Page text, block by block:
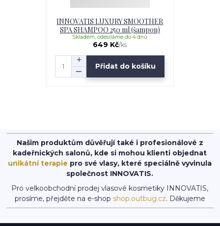
INNOVATIS LUXURY SMOOTHER
SPA SHAMPOO 250 ml (šampon)
649 Kč/ks
Skladem, odesíláme do 4 dnů
Přidat do košíku
Našim produktům důvěřují také i profesionálové z
kadeřnických salonů, kde si mohou klienti objednat
unikátní terapie pro své vlasy, které speciálně vyvinula
společnost INNOVATIS.
Pro velkoobchodní prodej vlasové kosmetiky INNOVATIS,
prosíme, přejděte na e-shop shop.outbug.cz. Děkujeme